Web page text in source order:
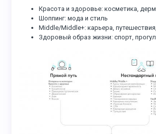
Красота и здоровье: косметика,
Шоппинг: мода и стиль
Middle/Middle+: карьера,
Здоровый образ жизни: спорт,